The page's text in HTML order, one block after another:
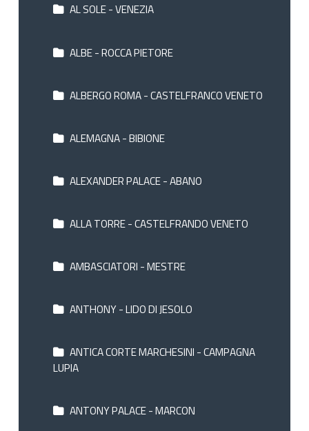
AL SOLE - VENEZIA
ALBE - ROCCA PIETORE
ALBERGO ROMA - CASTELFRANCO VENETO
ALEMAGNA - BIBIONE
ALEXANDER PALACE - ABANO
ALLA TORRE - CASTELFRANDO VENETO
AMBASCIATORI - MESTRE
ANTHONY - LIDO DI JESOLO
ANTICA CORTE MARCHESINI - CAMPAGNA
LUPIA
ANTONY PALACE - MARCON